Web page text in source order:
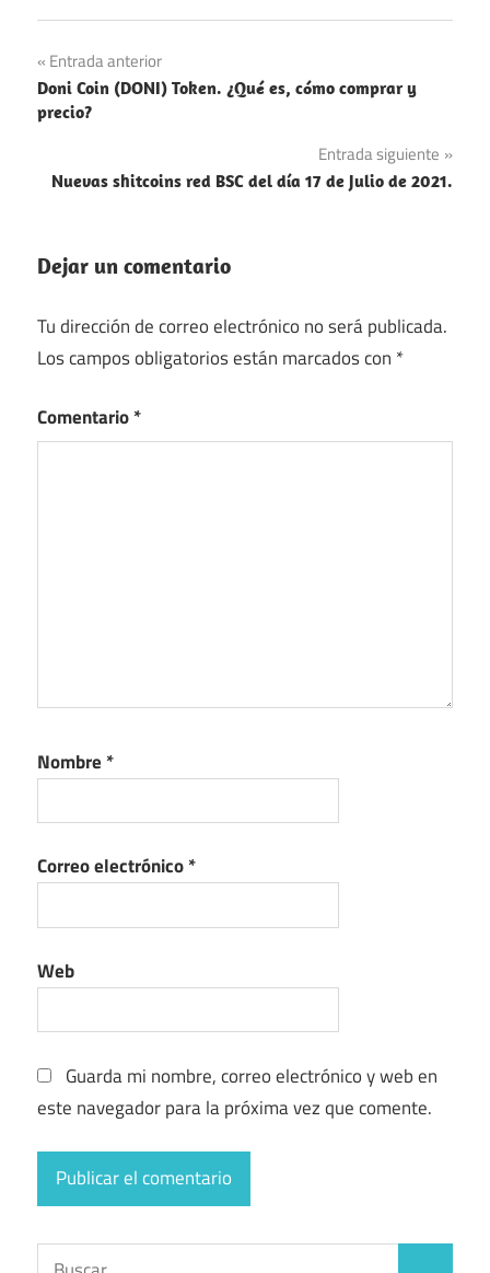
Navegación
de
Entrada anterior
Doni Coin (DONI) Token. ¿Qué es, cómo comprar y
precio?
Entrada siguiente
Nuevas shitcoins red BSC del día 17 de Julio de 2021.
Dejar un comentario
Tu dirección de correo electrónico no será publicada.
Los campos obligatorios están marcados con *
Comentario*
Nombre *
Correo electrónico*
Web
Guarda mi nombre, correo electrónico y web en
este navegador para la próxima vez que comente.
Buscar: